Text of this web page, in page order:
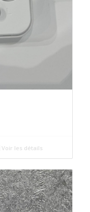
Voir les détails